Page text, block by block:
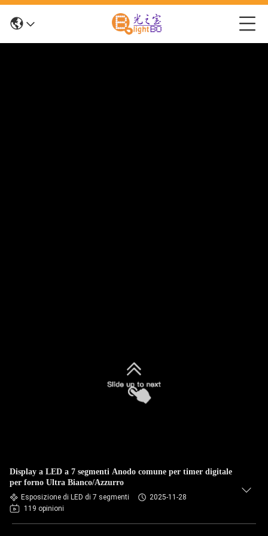
Display a LED a 7 segmenti Anodo comune per timer digitale
per forno Ultra Bianco/Azzurro
Esposizione di LED di 7 segmenti
2025-11-28
119 opinioni